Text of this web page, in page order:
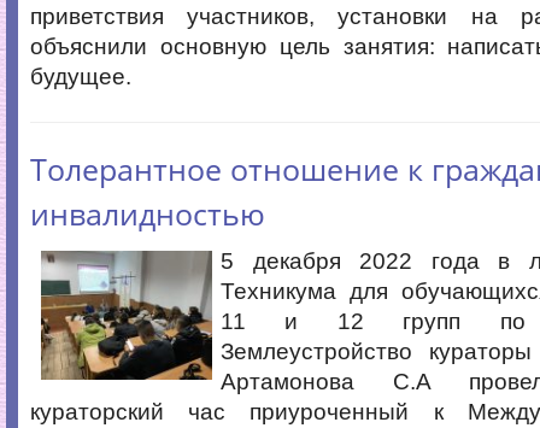
приветствия участников, установки на
объяснили основную цель занятия:
будущее.
Толерантное отношение к
инвалидностью
5 декабря 2022 года в
Техникума для
11 и 12 групп по
Землеустройство
Артамонова С.А
кураторский час приуроченный к